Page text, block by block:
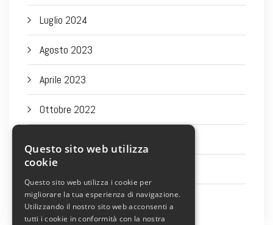
Luglio 2024
Agosto 2023
Aprile 2023
Ottobre 2022
Agosto 2022
Luglio 2022
Questo sito web utilizza
cookie
Questo sito web utilizza i cookie per
migliorare la tua esperienza di navigazione.
Utilizzando il nostro sito web acconsenti a
tutti i cookie in conformità con la nostra